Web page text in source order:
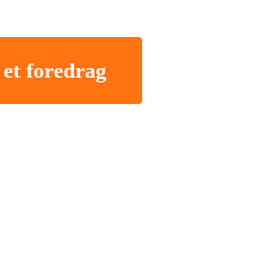
foredrag